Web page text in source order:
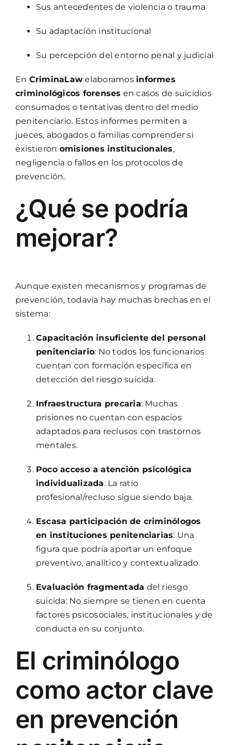
Sus antecedentes de violencia o trauma
Su adaptación institucional
Su percepción del entorno penal y judicial
En CriminaLaw elaboramos informes
criminológicos forenses en casos de suicidios
consumados o tentativas dentro del medio
penitenciario. Estos informes permiten a
jueces, abogados o familias comprender si
existieron omisiones institucionales,
negligencia o fallos en los protocolos de
prevención.
¿Qué se podría
mejorar?
Aunque existen mecanismos y programas de
prevención, todavía hay muchas brechas en el
sistema:
Capacitación insuficiente del personal
penitenciario: No todos los funcionarios
cuentan con formación específica en
detección del riesgo suicida.
Infraestructura precaria: Muchas
prisiones no cuentan con espacios
adaptados para reclusos con trastornos
mentales.
Poco acceso a atención psicológica
individualizada: La ratio
profesional/recluso sigue siendo baja.
Escasa participación de criminólogos
en instituciones penitenciarias: Una
figura que podría aportar un enfoque
preventivo, analítico y contextualizado.
Evaluación fragmentada del riesgo
suicida: No siempre se tienen en cuenta
factores psicosociales, institucionales y de
conducta en su conjunto.
El criminólogo
como actor clave
en prevención